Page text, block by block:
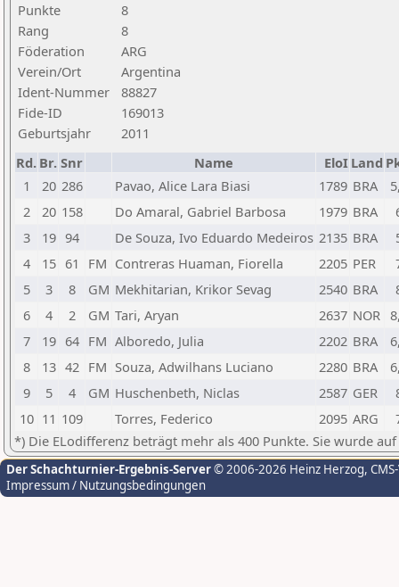
Punkte
8
Rang
8
Föderation
ARG
Verein/Ort
Argentina
Ident-Nummer
88827
Fide-ID
169013
Geburtsjahr
2011
Rd. Br. Snr Name EloI Land
1
20 286 Pavao, Alice Lara Biasi 1789 BRA
2
20 158 Do Amaral, Gabriel Barbosa 1979 BRA
3
19 94 De Souza, Ivo Eduardo Medeiros 2135 BRA
4
15 61 FM Contreras Huaman, Fiorella 2205 PER
5
3 8 GM Mekhitarian, Krikor Sevag 2540 BRA
6
4 2 GM Tari, Aryan 2637 NOR
7
19 64 FM Alboredo, Julia 2202 BRA
8
13 42 FM Souza, Adwilhans Luciano 2280 BRA
9
5 4 GM Huschenbeth, Niclas 2587 GER
10 11 109 Torres, Federico 2095 ARG
*) Die ELodifferenz beträgt mehr als 400 Punkte. Sie wurde
Der Schachturnier-Ergebnis-Server© 2006-2026 Heinz Herzog,
Impressum / Nutzungsbedingungen